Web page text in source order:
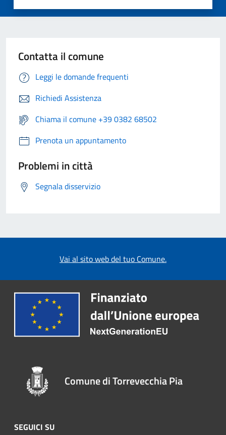
Contatta il comune
Leggi le domande frequenti
Richiedi Assistenza
Chiama il comune +39 0382 68502
Prenota un appuntamento
Problemi in città
Segnala disservizio
Vai al sito web del tuo Comune.
Comune di Torrevecchia Pia
SEGUICI SU